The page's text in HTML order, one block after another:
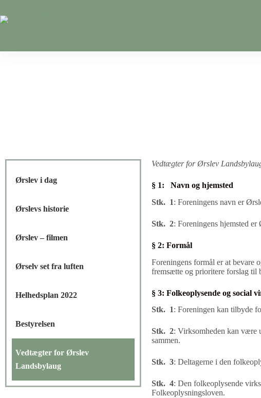
Ørslev i dag
Ørslevs historie
Ørslev – filmen
Ørselv set fra luften
Helhedsplan 2022
Bestyrelsen
Vedtægter for Ørslev
Landsbylaug
Vedtægter for Ørslev
§ 1: Navn og hjemsted
Stk. 1: Foreningens navn er
Stk. 2: Foreningens hjemsted
§ 2: Formål
Foreningens formål er at bevare
fremsætte og prioritere forslag til
§ 3: Folkeoplysende og social
Stk. 1: Foreningen kan tilbyde
Stk. 2: Virksomheden kan være
sammen.
Stk. 3: Deltagerne i den
Stk. 4: Den folkeoplysende
Folkeoplysningsloven.